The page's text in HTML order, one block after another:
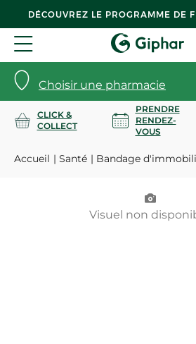
DÉCOUVREZ LE PROGRAMME DE
Choisir une pharmacie
CLICK &
COLLECT
PRENDRE
RENDEZ-
VOUS
Accueil Santé Bandage
Visuel non